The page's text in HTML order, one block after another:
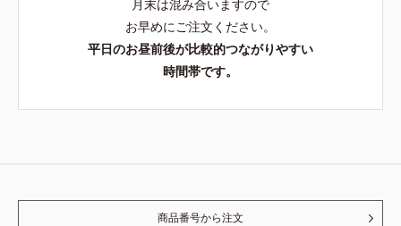
月末は混み合いますので
お早めにご注文ください。
平日のお昼前後が比較的つながりやすい
時間帯です。
商品番号から注文